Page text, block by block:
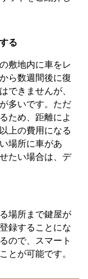
る
敷地内に車をレ
ら数週間後に復
できませんが、
多いです。ただ
ため、距離によ
上の費用になる
場所に車があ
たい場合は、デ
場所まで鍵屋が
録することにな
ので、スマート
とが可能です。